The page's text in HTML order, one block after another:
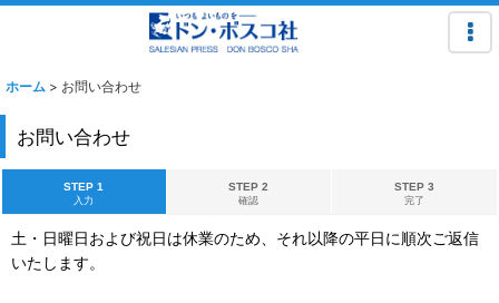
ホーム > お問い合わせ
お問い合わせ
STEP 1
入力
STEP 2
確認
STEP 3
完了
土・日曜日および祝日は休業のため、それ以降の平日に順次ご返信
いたします。